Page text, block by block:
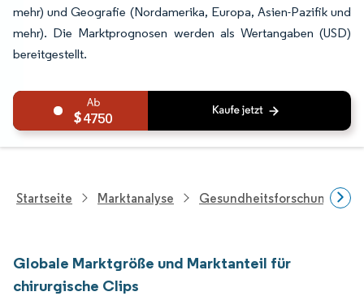
mehr) und Geografie (Nordamerika, Europa, Asien-Pazifik und
mehr). Die Marktprognosen werden als Wertangaben (USD)
bereitgestellt.
4750
Startseite Marktanalyse Gesundheitsforschung
Globale Marktgröße und Marktanteil für
chirurgische Clips